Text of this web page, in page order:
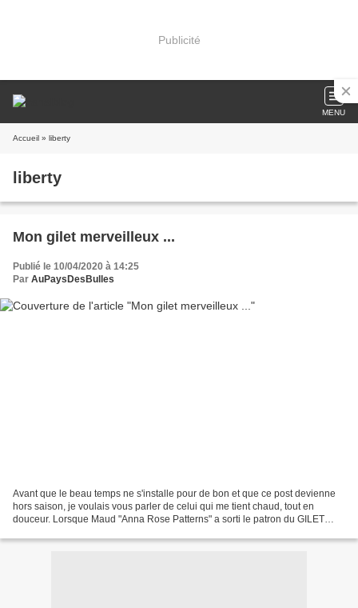
Publicité
MENU
Accueil » liberty
liberty
Mon gilet merveilleux ...
Publié le 10/04/2020 à 14:25
Par AuPaysDesBulles
Avant que le beau temps ne s'installe pour de bon et que ce post devienne
hors saison, je voulais vous parler de celui qui me tient chaud, tout en
douceur. Lorsque Maud "Anna Rose Patterns" a sorti le patron du GILET